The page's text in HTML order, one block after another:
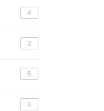
4
3
5
4